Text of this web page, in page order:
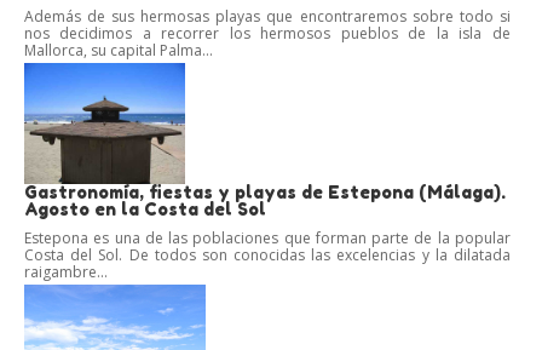
Además de sus hermosas playas que encontraremos sobre todo si
nos decidimos a recorrer los hermosos pueblos de la isla de
Mallorca, su capital Palma...
Gastronomía, fiestas y playas de Estepona (Málaga).
Agosto en la Costa del Sol
Estepona es una de las poblaciones que forman parte de la popular
Costa del Sol. De todos son conocidas las excelencias y la dilatada
raigambre...